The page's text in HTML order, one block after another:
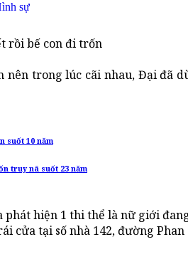
sự
rồi bế con đi trốn
nên trong lúc cãi nhau, Đại đã
suốt 10 năm
truy nã suốt 23 năm
phát hiện 1 thi thể là nữ giới
cửa tại số nhà 142, đường Phan